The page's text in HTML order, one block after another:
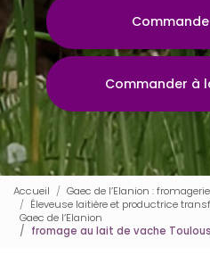
Commander à
Accueil
Gaec de l’Elanion :
Éleveuse laitière et productrice
Gaec de l’Elanion
fromage au lait de vache